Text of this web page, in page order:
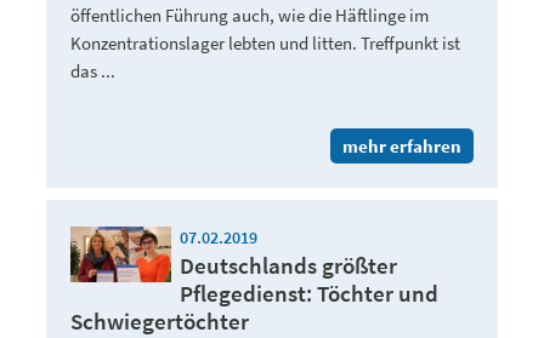
öffentlichen Führung auch, wie die Häftlinge im
Konzentrationslager lebten und litten. Treffpunkt ist
das ...
mehr erfahren
07.02.2019
Deutschlands größter
Pflegedienst: Töchter und
Schwiegertöchter